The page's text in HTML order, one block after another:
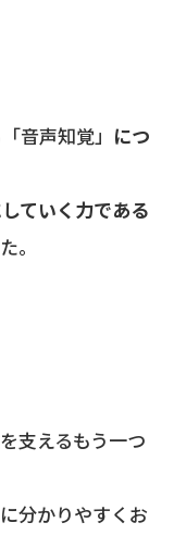
音声知覚」 につ
ていく力である
。
支えるもう一つ
分かりやすくお